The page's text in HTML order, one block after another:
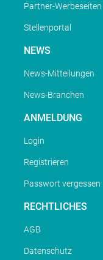
Partner-Werbeseiten
Stellenportal
NEWS
News-Mitteilungen
News-Branchen
ANMELDUNG
Login
Registrieren
Passwort vergessen
RECHTLICHES
AGB
Datenschutz